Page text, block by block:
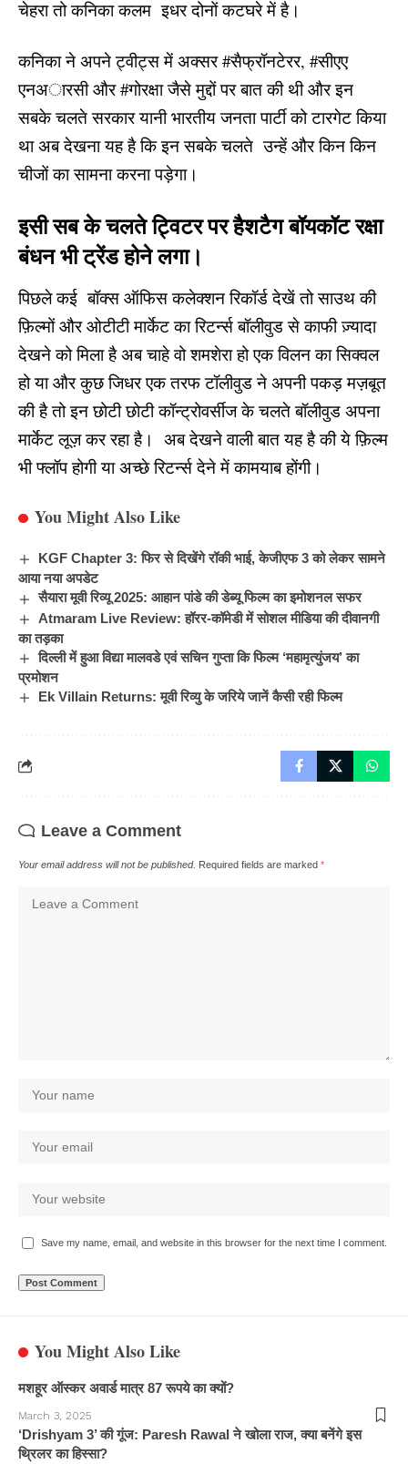
चेहरा तो कनिका कलम इधर दोनों कटघरे में है।
कनिका ने अपने ट्वीट्स में अक्सर #सैफ्रॉनटेरर, #सीएए
एनअारसी और #गोरक्षा जैसे मुद्दों पर बात की थी और इन
सबके चलते सरकार यानी भारतीय जनता पार्टी को टारगेट किया
था अब देखना यह है कि इन सबके चलते उन्हें और किन किन
चीजों का सामना करना पड़ेगा।
इसी सब के चलते ट्विटर पर हैशटैग बॉयकॉट रक्षा
बंधन भी ट्रेंड होने लगा।
पिछले कई बॉक्स ऑफिस कलेक्शन रिकॉर्ड देखें तो साउथ की
फ़िल्मों और ओटीटी मार्केट का रिटर्न्स बॉलीवुड से काफी ज़्यादा
देखने को मिला है अब चाहे वो शमशेरा हो एक विलन का सिक्वल
हो या और कुछ जिधर एक तरफ टॉलीवुड ने अपनी पकड़ मज़बूत
की है तो इन छोटी छोटी कॉन्ट्रोवर्सीज के चलते बॉलीवुड अपना
मार्केट लूज़ कर रहा है। अब देखने वाली बात यह है की ये फ़िल्म
भी फ्लॉप होगी या अच्छे रिटर्न्स देने में कामयाब होंगी।
You Might Also Like
KGF Chapter 3: फिर से दिखेंगे रॉकी भाई, केजीएफ 3 को लेकर सामने
आया नया अपडेट
सैयारा मूवी रिव्यू 2025: आहान पांडे की डेब्यू फिल्म का इमोशनल सफर
Atmaram Live Review: हॉरर-कॉमेडी में सोशल मीडिया की दीवानगी
का तड़का
दिल्ली में हुआ विद्या मालवडे एवं सचिन गुप्ता कि फिल्म ‘महामृत्युंजय’ का
प्रमोशन
Ek Villain Returns: मूवी रिव्यु के जरिये जानें कैसी रही फिल्म
Leave a Comment
Your email address will not be published. Required fields are marked *
Save my name, email, and website in this browser for the next time I comment.
You Might Also Like
मशहूर ऑस्कर अवार्ड मात्र 87 रूपये का क्यों?
March 3, 2025
‘Drishyam 3’ की गूंज: Paresh Rawal ने खोला राज, क्या बनेंगे इस
थ्रिलर का हिस्सा?